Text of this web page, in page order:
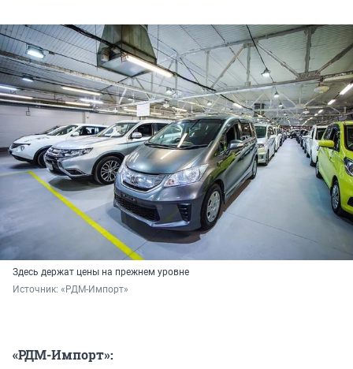
Здесь держат цены на прежнем уровне
Источник: «РДМ-Импорт»
«РДМ-Импорт»: